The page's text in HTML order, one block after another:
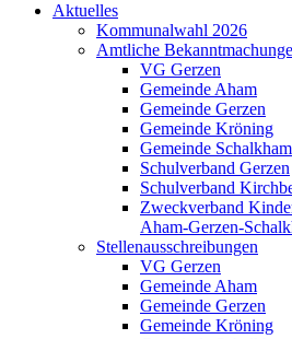
Aktuelles
Kommunalwahl 2026
Amtliche
VG Gerzen
Gemeinde Aham
Gemeinde Gerzen
Gemeinde Kröning
Gemeinde Schalkham
Schulverband Gerzen
Schulverband
Zweckverband
Aham-Gerzen-
Stellenausschreibungen
VG Gerzen
Gemeinde Aham
Gemeinde Gerzen
Gemeinde Kröning